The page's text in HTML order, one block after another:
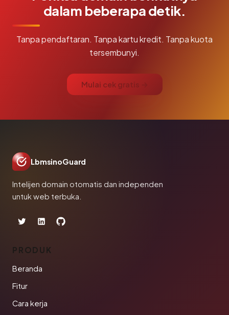
dalam beberapa detik.
Tanpa pendaftaran. Tanpa kartu kredit. Tanpa kuota
tersembunyi.
Mulai cek gratis →
LbmsinoGuard
Intelijen domain otomatis dan independen
untuk web terbuka.
PRODUK
Beranda
Fitur
Cara kerja